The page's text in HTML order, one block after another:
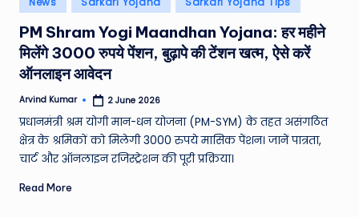
e
a
t
er
,
T
e
in
PM Shram Yogi Maandhan Yojana: हर महीने
मिलेंगे 3000 रुपये पेंशन, बुढ़ापे की टेंशन खत्म, ऐसे करें
ऑनलाइन आवेदन
Posted
Arvind Kumar 2 June 2026
प्रधानमंत्री श्रम योगी मान-धन योजना (PM-SYM) के तहत असंगठित
क्षेत्र के श्रमिकों को मिलेगी 3000 रुपये मासिक पेंशन। जानें पात्रता,
चार्ट और ऑनलाइन रजिस्ट्रेशन की पूरी प्रक्रिया।
Read More